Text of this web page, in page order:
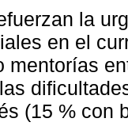
la
en el
mentorías
(15 % con